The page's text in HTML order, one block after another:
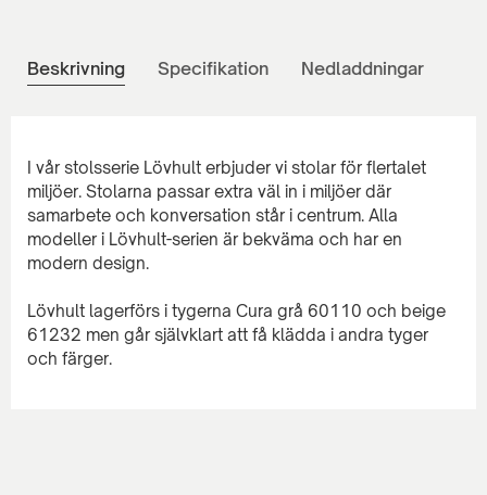
Beskrivning Specifikation Nedladdningar
I vår stolsserie Lövhult erbjuder vi stolar för flertalet
miljöer. Stolarna passar extra väl in i miljöer där
samarbete och konversation står i centrum. Alla
modeller i Lövhult-serien är bekväma och har en
modern design.
Lövhult lagerförs i tygerna Cura grå 60110 och beige
61232 men går självklart att få klädda i andra tyger